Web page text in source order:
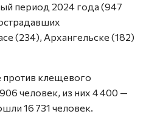
период 2024 года (947
(234), Архангельске (182)
против клещевого
человек, из них 4 400 —
16 731 человек.